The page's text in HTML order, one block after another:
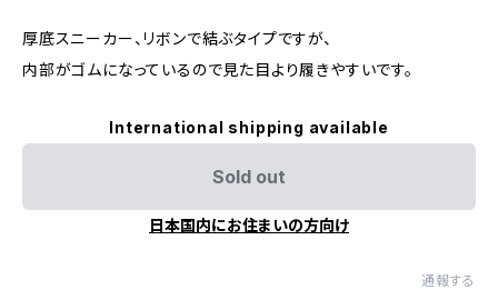
厚底スニーカー、リボンで結ぶタイプですが、
内部がゴムになっているので見た目より履きやすいです。
International shipping available
Sold out
日本国内にお住まいの方向け
通報する